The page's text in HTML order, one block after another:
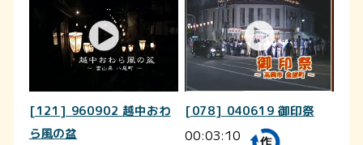
[121] 960902 越中おわ
ら風の盆
[078] 040619 御印祭
00:03:10